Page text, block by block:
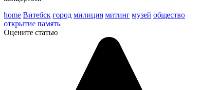
home Витебск город милиция митинг музей общество
открытие память
Оцените статью